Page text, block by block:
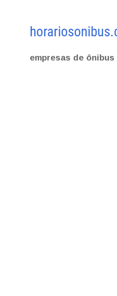
empresas de ônibus